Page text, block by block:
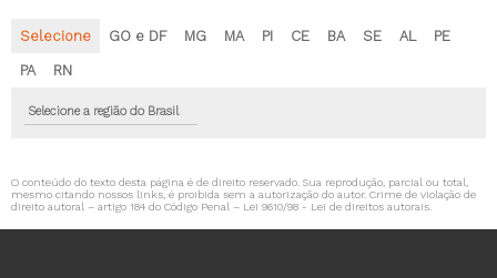
Selecione GO e DF MG MA PI CE BA SE AL PE
PA RN
Selecione a região do Brasil
O conteúdo do texto desta página é de direito reservado. Sua reprodução, parcial ou total,
mesmo citando nossos links, é proibida sem a autorização do autor. Crime de violação de
direito autoral – artigo 184 do Código Penal – Lei 9610/98 - Lei de direitos autorais.